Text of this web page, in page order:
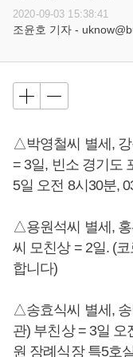
2020-09-03 15:38:41
조윤호 기자 -
△박영철씨 별세,
= 3일, 빈소 경기도
5일 오전 8시30분,
△용원석씨 별세,
씨 모친상 = 2일. (
합니다)
△송효식씨 별세,
관) 부친상 = 3일 오
원 장례식장 특5호